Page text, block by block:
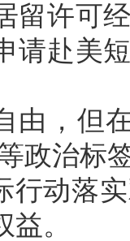
留许可
请赴美
由，但
政治标
行动落
。